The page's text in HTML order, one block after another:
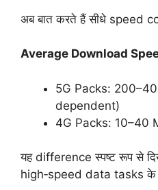
अब बात करते हैं सीधे speed
Average Download
5G Packs:
dependent)
4G Packs: 10–40
यह difference स्पष्ट रूप से
high‑speed data tasks के